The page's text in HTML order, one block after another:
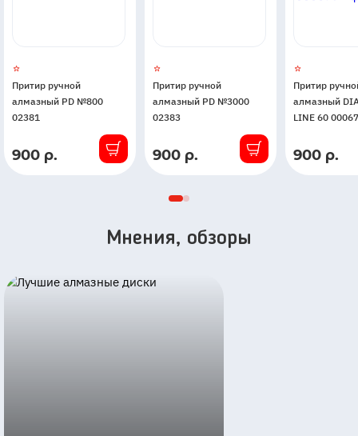
Притир ручной
алмазный PD №800
02381
В
900 р.
Притир ручной
алмазный PD №3000
02383
В
900 р.
Притир
алмазный
LINE 60
В
900 р.
Мнения, обзоры